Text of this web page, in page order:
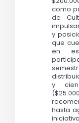
como
de
y
que
en
y
hasta